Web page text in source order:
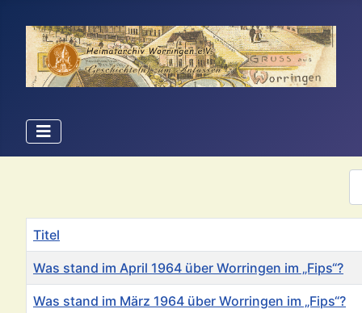
Titel
Was stand im April 1964 über Worringen im „Fips“?
Was stand im März 1964 über Worringen im „Fips“?